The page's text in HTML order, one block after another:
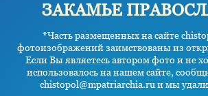
ЗАКАМЬЕ
*Часть размещенных на сайте
фотоизображений заимствованы из
Если Вы являетесь автором фото и не
использовалось на нашем сайте,
chistopol@mpatriarchia.ru и мы